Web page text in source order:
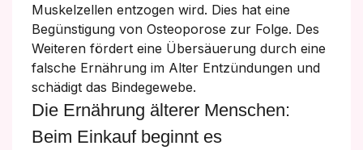
Muskelzellen entzogen wird. Dies hat eine
Begünstigung von Osteoporose zur Folge. Des
Weiteren fördert eine Übersäuerung durch eine
falsche Ernährung im Alter Entzündungen und
schädigt das Bindegewebe.
Die Ernährung älterer Menschen:
Beim Einkauf beginnt es